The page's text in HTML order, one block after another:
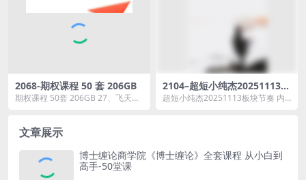
2068-期权课程 50 套 206GB
期权课程 50套 206GB 27、飞天期
2104–超短小纯杰20251113板
块节奏 内部专属 视频1集
超短小纯杰20251113板块节奏 内
文章展示
博士缠论商学院《博士缠论》全套课程 从小白到
高手-50堂课